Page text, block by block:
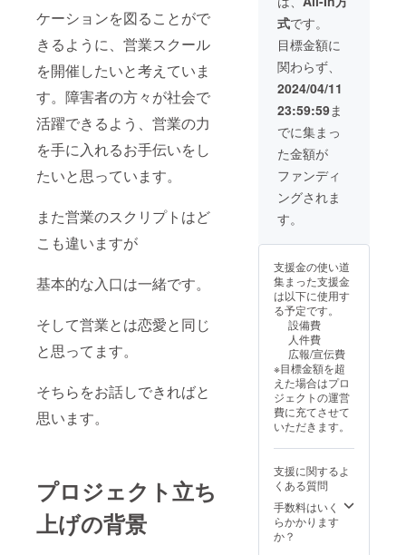
ケーションを図ることがで
きるように、営業スクール
を開催したいと考えていま
す。障害者の方々が社会で
活躍できるよう、営業の力
を手に入れるお手伝いをし
たいと思っています。
また営業のスクリプトはど
こも違いますが
基本的な入口は一緒です。
そして営業とは恋愛と同じ
と思ってます。
そちらをお話しできればと
思います。
プロジェクト立ち
上げの背景
式です。
目標金額に
関わらず、
2024/04/11
23:59:59ま
でに集まっ
た金額が
ファンディ
ングされま
す。
支援金の使い道
集まった支援金
は以下に使用す
る予定です。
設備費
人件費
広報/宣伝費
※目標金額を超
えた場合はプロ
ジェクトの運営
費に充てさせて
いただきます。
支援に関するよ
くある質問
手数料はいく
らかかります
か？